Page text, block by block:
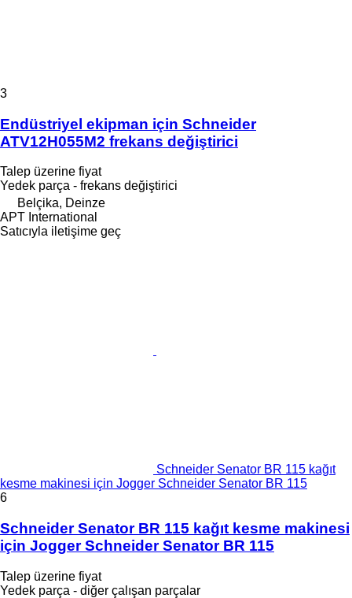
3
Endüstriyel ekipman için Schneider
ATV12H055M2 frekans değiştirici
Talep üzerine fiyat
Yedek parça - frekans değiştirici
Belçika, Deinze
APT International
Satıcıyla iletişime geç
Schneider Senator BR 115 kağıt
kesme makinesi için Jogger Schneider Senator BR 115
6
Schneider Senator BR 115 kağıt kesme makinesi
için Jogger Schneider Senator BR 115
Talep üzerine fiyat
Yedek parça - diğer çalışan parçalar